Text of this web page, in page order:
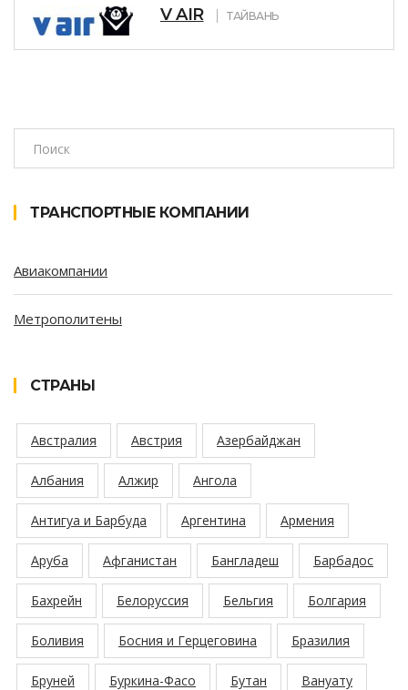
V AIR ТАЙВАНЬ
ТРАНСПОРТНЫЕ КОМПАНИИ
Авиакомпании
Метрополитены
СТРАНЫ
Австралия Австрия Азербайджан
Албания Алжир Ангола
Антигуа и Барбуда Аргентина Армения
Аруба Афганистан Бангладеш Барбадос
Бахрейн Белоруссия Бельгия Болгария
Боливия Босния и Герцеговина Бразилия
Бруней Буркина-Фасо Бутан Вануату